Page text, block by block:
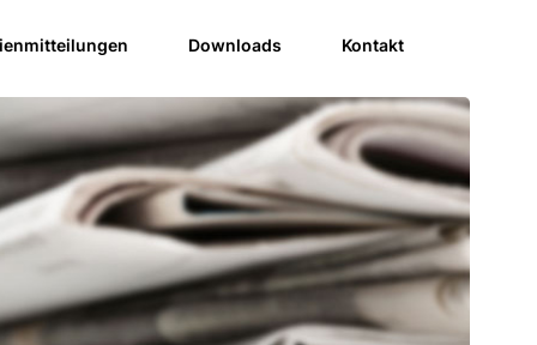
Downloads Kontakt